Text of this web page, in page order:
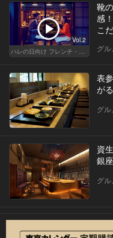
Vol.2
ハレの日向け フレンチ・高級店
靴
感
こ
グル
表
が
グル
資
銀
グル